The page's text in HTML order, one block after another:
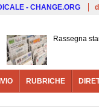
- CHANGE.ORG
Rassegna
RUBRICHE